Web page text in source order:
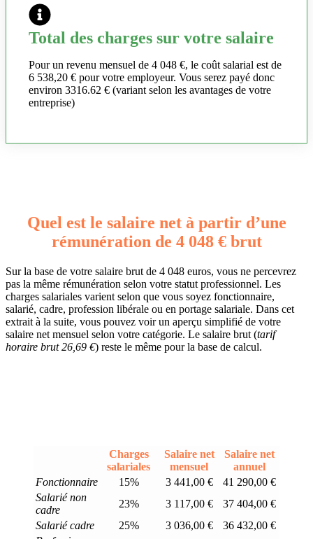
Total des charges sur votre salaire
Pour un revenu mensuel de 4 048 €, le coût salarial est de
6 538,20 € pour votre employeur. Vous serez payé donc
environ 3316.62 € (variant selon les avantages de votre
entreprise)
Quel est le salaire net à partir d’une
rémunération de 4 048 € brut
Sur la base de votre salaire brut de 4 048 euros, vous ne percevrez
pas la même rémunération selon votre statut professionnel. Les
charges salariales varient selon que vous soyez fonctionnaire,
salarié, cadre, profession libérale ou en portage salariale. Dans cet
extrait à la suite, vous pouvez voir un aperçu simplifié de votre
salaire net mensuel selon votre catégorie. Le salaire brut (tarif
horaire brut 26,69 €) reste le même pour la base de calcul.
Charges
salariales
Salaire net
mensuel
Salaire net
annuel
Fonctionnaire
15% 3 441,00 €
41 290,00 €
Salarié non
cadre
23% 3 117,00 €
37 404,00 €
Salarié cadre
25% 3 036,00 €
36 432,00 €